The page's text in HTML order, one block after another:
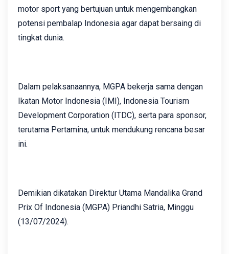
motor sport yang bertujuan untuk mengembangkan
potensi pembalap Indonesia agar dapat bersaing di
tingkat dunia.
Dalam pelaksanaannya, MGPA bekerja sama dengan
Ikatan Motor Indonesia (IMI), Indonesia Tourism
Development Corporation (ITDC), serta para sponsor,
terutama Pertamina, untuk mendukung rencana besar
ini.
Demikian dikatakan Direktur Utama Mandalika Grand
Prix Of Indonesia (MGPA) Priandhi Satria, Minggu
(13/07/2024).